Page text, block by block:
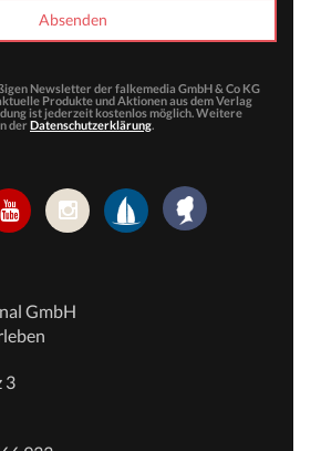
Newsletter der falkemedia GmbH & Co KG
Produkte und Aktionen aus dem Verlag
ist jederzeit kostenlos möglich. Weitere
der Datenschutzerklärung.
GmbH
3